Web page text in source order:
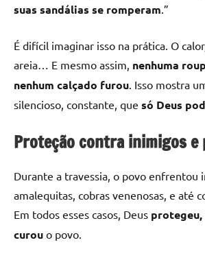
suas sandálias se romperam.”
É difícil imaginar isso na prática. O
areia… E mesmo assim, nenhuma
nenhum calçado furou. Isso mostra
silencioso, constante, que só Deus
Proteção contra inimigos e
Durante a travessia, o povo enfrentou
amalequitas, cobras venenosas, e até
Em todos esses casos, Deus protegeu,
curou o povo.